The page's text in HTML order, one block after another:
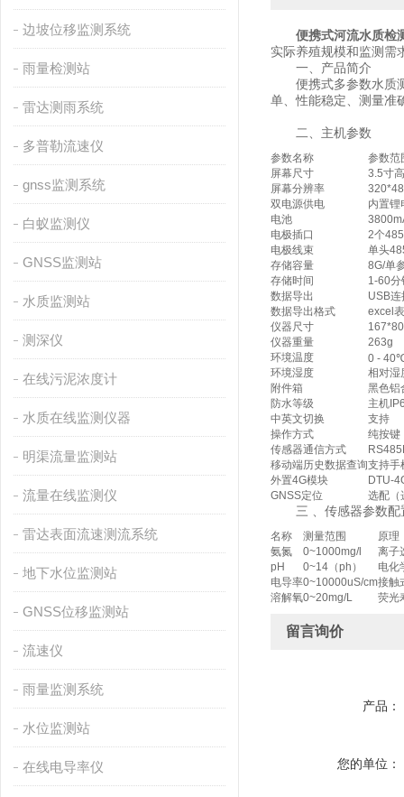
边坡位移监测系统
雨量检测站
雷达测雨系统
多普勒流速仪
gnss监测系统
白蚁监测仪
GNSS监测站
水质监测站
测深仪
在线污泥浓度计
水质在线监测仪器
明渠流量监测站
流量在线监测仪
雷达表面流速测流系统
地下水位监测站
GNSS位移监测站
流速仪
雨量监测系统
水位监测站
在线电导率仪
便携式河流水质检
实际养殖规模和监测需
一、产品简介
便携式多参数水质测
单、性能稳定、测量准
二、主机参数
参数名称
参数范
屏幕尺寸
3.5寸
屏幕分辨率
双电源供电
内置锂
电池
电极插口
2个
电极线束
单头
存储容量
8G/单
存储时间
1-60分
数据导出
USB
数据导出格式
excel
仪器尺寸
仪器重量
263g
环境温度
0 -
环境湿度
相对湿
附件箱
黑色铝
防水等级
主机
中英文切换
支持
操作方式
纯按键
传感器通信方式
移动端历史数据查询支持手
外置4G模块
DTU-
GNSS定位
选配（
三 、传感器参数配
名称 测量范围
原理
氨氮
0~1000mg/l
离子
pH
0~14（ph）
电化
电导率0~10000uS/cm接触
溶解氧0~20mg/L 荧光
留言询价
产品：
您的单位：